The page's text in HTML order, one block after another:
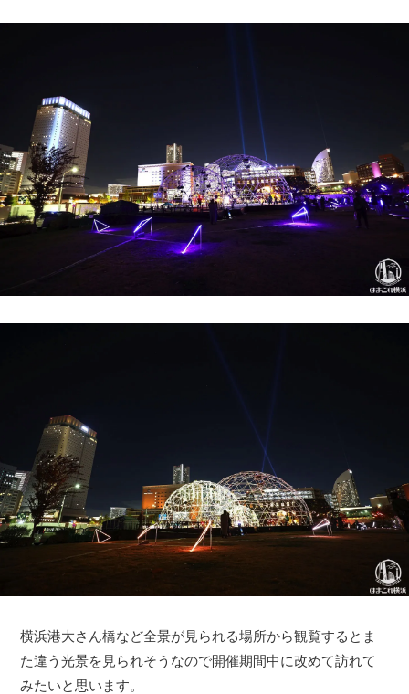
横浜港大さん橋など全景が見られる場所から観覧するとま
た違う光景を見られそうなので開催期間中に改めて訪れて
みたいと思います。